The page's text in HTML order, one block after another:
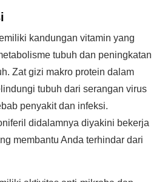
kandungan vitamin yang
tubuh dan peningkatan
Zat gizi makro protein dalam
tubuh dari serangan virus
penyakit dan infeksi.
didalamnya diyakini bekerja
membantu Anda terhindar dari